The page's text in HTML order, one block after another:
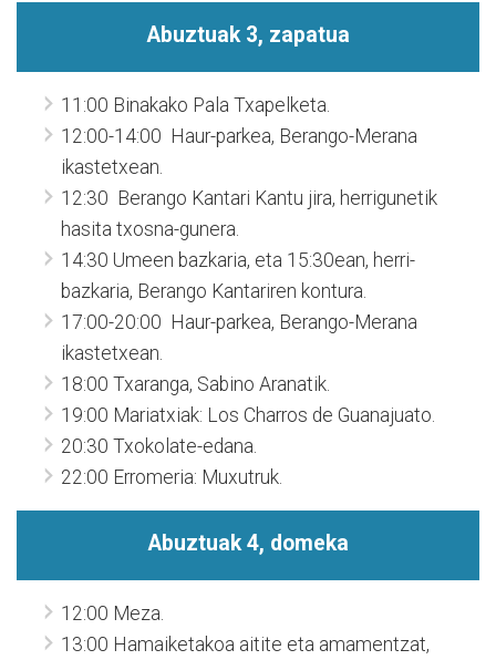
Abuztuak 3, zapatua
11:00 Binakako Pala Txapelketa.
12:00-14:00 Haur-parkea, Berango-Merana
ikastetxean.
12:30 Berango Kantari Kantu jira, herrigunetik
hasita txosna-gunera.
14:30 Umeen bazkaria, eta 15:30ean, herri-
bazkaria, Berango Kantariren kontura.
17:00-20:00 Haur-parkea, Berango-Merana
ikastetxean.
18:00 Txaranga, Sabino Aranatik.
19:00 Mariatxiak: Los Charros de Guanajuato.
20:30 Txokolate-edana.
22:00 Erromeria: Muxutruk.
Abuztuak 4, domeka
12:00 Meza.
13:00 Hamaiketakoa aitite eta amamentzat,